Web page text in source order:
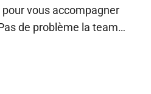
vous accompagner
de problème la team…